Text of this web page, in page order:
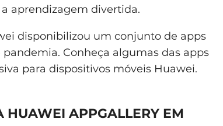
aprendizagem divertida.
disponibilizou um conjunto de apps
Conheça algumas das apps
para dispositivos móveis Huawei.
HUAWEI APPGALLERY EM